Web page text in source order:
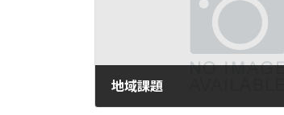
地域課題